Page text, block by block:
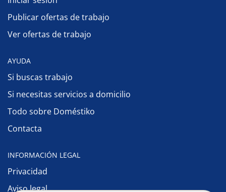
Publicar ofertas de trabajo
Ver ofertas de trabajo
AYUDA
Si buscas trabajo
Si necesitas servicios a domicilio
Todo sobre Doméstiko
Contacta
INFORMACIÓN LEGAL
Privacidad
Aviso legal